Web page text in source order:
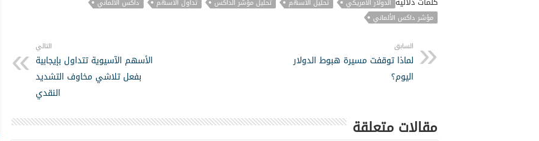
الدولار الأمريكي تحليل الأسهم تحليل مؤشر الداكس تداول الأسهم
داكس الألماني
مؤشر داكس الألماني
السابق
لماذا توقفت مسيرة هبوط الدولار
اليوم؟
التالي
الأسهم الآسيوية تتداول بإيجابية
بفعل تلاشي مخاوف التشديد
النقدي
مقالات متعلقة